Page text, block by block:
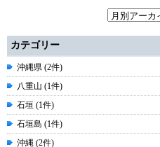
カテゴリー
沖縄県 (2件)
八重山 (1件)
石垣 (1件)
石垣島 (1件)
沖縄 (2件)